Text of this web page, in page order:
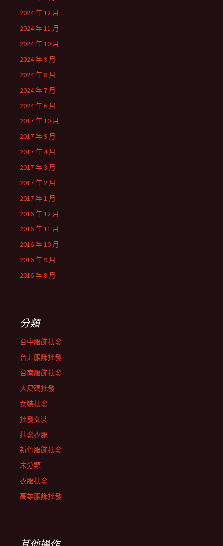
2024 年 12 月
2024 年 11 月
2024 年 10 月
2024 年 9 月
2024 年 8 月
2024 年 7 月
2024 年 6 月
2017 年 10 月
2017 年 9 月
2017 年 4 月
2017 年 3 月
2017 年 2 月
2017 年 1 月
2016 年 12 月
2016 年 11 月
2016 年 10 月
2016 年 9 月
2016 年 8 月
分類
台中服飾批發
台北服飾批發
台南服飾批發
大尺碼批發
女裝批發
批發女裝
批發衣服
新竹服飾批發
未分類
衣服批發
高雄服飾批發